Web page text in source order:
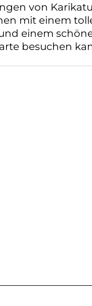
von
mit einem
einem
besuchen